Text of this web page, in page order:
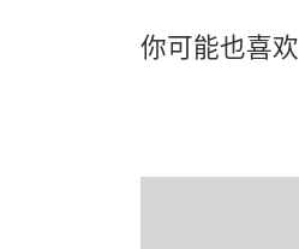
你可能也喜欢